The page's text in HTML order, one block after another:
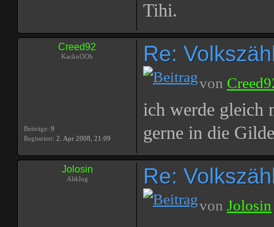
Tihi.
Creed92
KacknOOb
Beiträge: 9
Registriert: 2. Apr 2008, 21:09
Re:
von
ich werde gleich
gerne in die
Jolosin
Altklug Re:
von Jolosin